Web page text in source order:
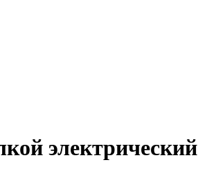
электрический